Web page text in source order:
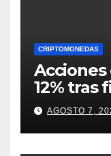
CRIPTOMONEDAS
Acciones
12% tras
¿Hasta
en
AGOSTO 7,